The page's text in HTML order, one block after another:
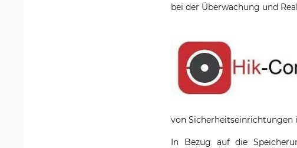
bei der Überwachung und
von Sicherheitseinrichtungen
In Bezug auf die